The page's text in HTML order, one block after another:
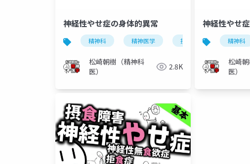
神経性やせ症の身体的異常
精神科 精神医学 摂食障害 神経性
松崎朝樹（精神科
医）
2.8K
神経性やせ
精神科
松崎
医）